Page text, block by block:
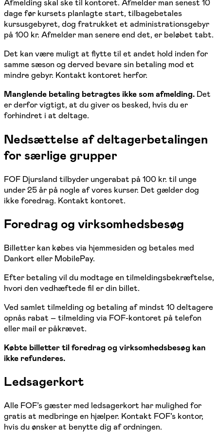
Afmelding skal ske til kontoret. Afmelder man senest 10
dage før kursets planlagte start, tilbagebetales
kursusgebyret, dog fratrukket et administrationsgebyr
på 100 kr. Afmelder man senere end det, er beløbet tabt.
Det kan være muligt at flytte til et andet hold inden for
samme sæson og derved bevare sin betaling mod et
mindre gebyr. Kontakt kontoret herfor.
Manglende betaling betragtes ikke som afmelding. Det
er derfor vigtigt, at du giver os besked, hvis du er
forhindret i at deltage.
Nedsættelse af deltager­betalingen
for særlige grupper
FOF Djursland tilbyder ungerabat på 100 kr. til unge
under 25 år på nogle af vores kurser. Det gælder dog
ikke foredrag. Kontakt kontoret.
Foredrag og virksomhedsbesøg
Billetter kan købes via hjemmesiden og betales med
Dankort eller MobilePay.
Efter betaling vil du modtage en tilmeldingsbekræftelse,
hvori den vedhæftede fil er din billet.
Ved samlet tilmelding og betaling af mindst 10 deltagere
opnås rabat – tilmelding via FOF-kontoret på telefon
eller mail er påkrævet.
Købte billetter til foredrag og virksomhedsbesøg kan
ikke refunderes.
Ledsagerkort
Alle FOF’s gæster med ledsagerkort har mulighed for
gratis at medbringe en hjælper. Kontakt FOF’s kontor,
hvis du ønsker at benytte dig af ordningen.